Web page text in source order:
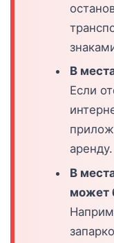
В
Если
аренду.
В
может